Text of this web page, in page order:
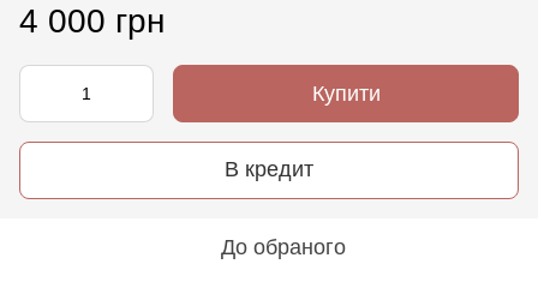
4 000 грн
Купити
В кредит
До обраного